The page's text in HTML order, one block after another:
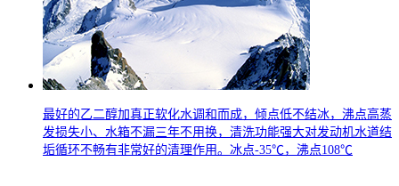
最好的乙二醇加真正软化水调和而成，倾点低不结冰，沸点高蒸
发损失小、水箱不漏三年不用换，清洗功能强大对发动机水道结
垢循环不畅有非常好的清理作用。冰点-35℃，沸点108℃